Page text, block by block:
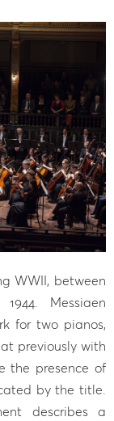
WWII, between
Messiaen
for two pianos,
previously with
the presence of
by the title.
describes a